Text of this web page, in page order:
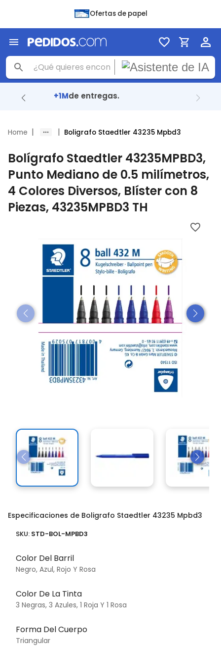
Ofertas de papel
91%llegaron en menos de 24 Hrs.
Home | | Boligrafo Staedtler 43235 Mpbd3
Bolígrafo Staedtler 43235MPBD3,
Punto Mediano de 0.5 milímetros,
4 Colores Diversos, Blíster con 8
Piezas, 43235MPBD3 TH
Especificaciones de Boligrafo Staedtler 43235 Mpbd3
SKU: STD-BOL-MPBD3
Color Del Barril
Negro, Azul, Rojo Y Rosa
Color De La Tinta
3 Negras, 3 Azules, 1 Roja Y 1 Rosa
Forma Del Cuerpo
Triangular